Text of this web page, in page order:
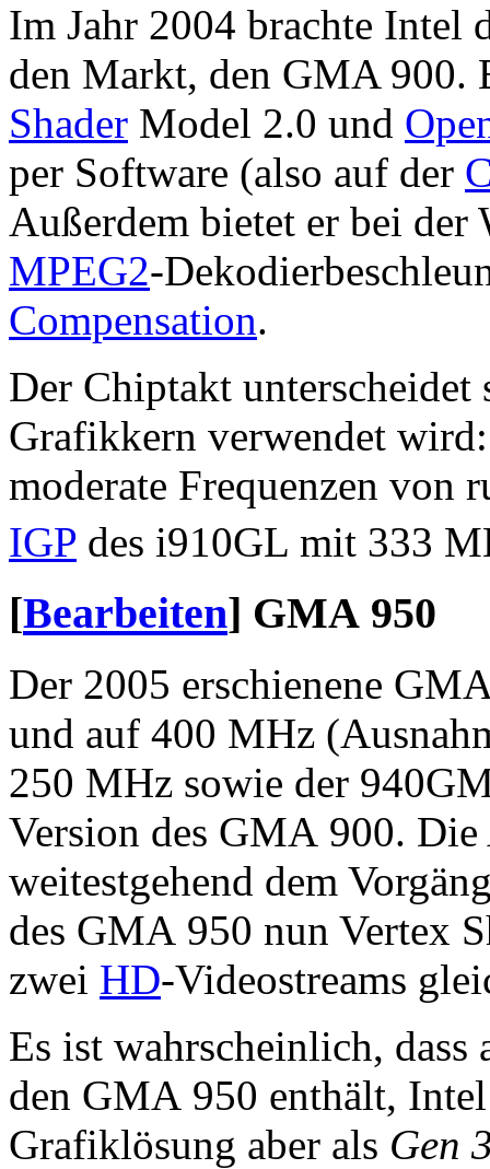
Im Jahr 2004 brachte Intel
den Markt, den GMA 900.
Shader Model 2.0 und
per Software (also auf der
Außerdem bietet er bei der
MPEG2-
Compensation.
Der Chiptakt unterscheidet
Grafikkern verwendet
moderate Frequenzen von
IGP des i910GL mit 333
[Bearbeiten] GMA 950
Der 2005 erschienene
und auf 400 MHz
250 MHz sowie der
Version des GMA 900.
weitestgehend dem
des GMA 950 nun Vertex
zwei HD-Videostreams
Es ist wahrscheinlich,
den GMA 950 enthält,
Grafiklösung aber als Gen